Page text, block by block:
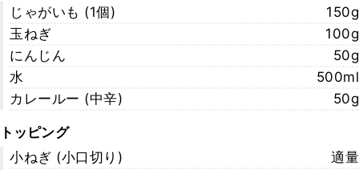
じゃがいも (1個)
150g
玉ねぎ
100g
にんじん
50g
水
500ml
カレールー (中辛)
50g
トッピング
小ねぎ (小口切り)
適量